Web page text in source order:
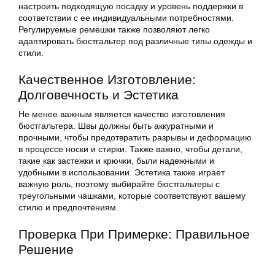
настроить подходящую посадку и уровень поддержки в
соответствии с ее индивидуальными потребностями.
Регулируемые ремешки также позволяют легко
адаптировать бюстгальтер под различные типы одежды и
стили.
Качественное Изготовление:
Долговечность и Эстетика
Не менее важным является качество изготовления
бюстгальтера. Швы должны быть аккуратными и
прочными, чтобы предотвратить разрывы и деформацию
в процессе носки и стирки. Также важно, чтобы детали,
такие как застежки и крючки, были надежными и
удобными в использовании. Эстетика также играет
важную роль, поэтому выбирайте бюстгальтеры с
треугольными чашками, которые соответствуют вашему
стилю и предпочтениям.
Проверка При Примерке: Правильное
Решение